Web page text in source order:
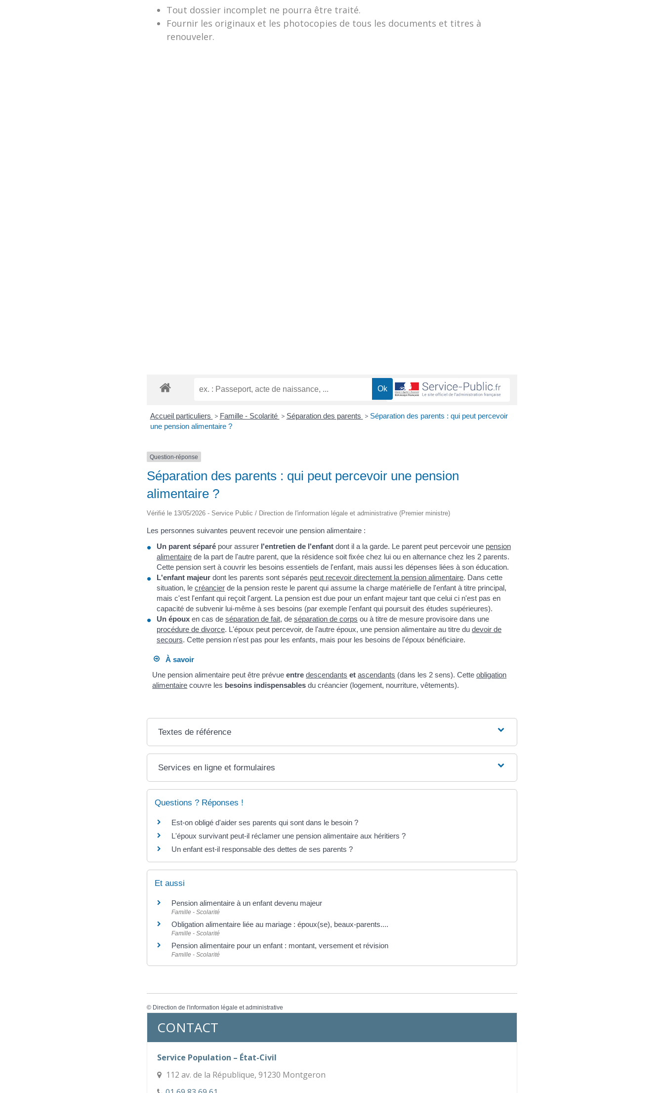
Tout dossier incomplet ne pourra être traité.
Fournir les originaux et les photocopies de tous les documents et titres à
renouveler.
Accueil particuliers > Famille - Scolarité > Séparation des parents > Séparation des parents : qui peut percevoir
une pension alimentaire ?
Question-réponse
Séparation des parents : qui peut percevoir une pension
alimentaire ?
Vérifié le 13/05/2026 - Service Public / Direction de l'information légale et administrative (Premier ministre)
Les personnes suivantes peuvent recevoir une pension alimentaire :
Un parent séparé pour assurer l'entretien de l'enfant dont il a la garde. Le parent peut percevoir une pension
alimentaire de la part de l'autre parent, que la résidence soit fixée chez lui ou en alternance chez les 2 parents.
Cette pension sert à couvrir les besoins essentiels de l'enfant, mais aussi les dépenses liées à son éducation.
L'enfant majeur dont les parents sont séparés peut recevoir directement la pension alimentaire. Dans cette
situation, le créancier de la pension reste le parent qui assume la charge matérielle de l'enfant à titre principal,
mais c'est l'enfant qui reçoit l'argent. La pension est due pour un enfant majeur tant que celui ci n'est pas en
capacité de subvenir lui-même à ses besoins (par exemple l'enfant qui poursuit des études supérieures).
Un époux en cas de séparation de fait, de séparation de corps ou à titre de mesure provisoire dans une
procédure de divorce. L'époux peut percevoir, de l'autre époux, une pension alimentaire au titre du devoir de
secours. Cette pension n'est pas pour les enfants, mais pour les besoins de l'époux bénéficiaire.
À savoir
Une pension alimentaire peut être prévueentredescendants etascendants (dans les 2 sens). Cetteobligation
alimentaire couvre les besoins indispensablesdu créancier (logement, nourriture, vêtements).
Textes de référence
Services en ligne et formulaires
Questions ? Réponses !
Est-on obligé d'aider ses parents qui sont dans le besoin ?
L'époux survivant peut-il réclamer une pension alimentaire aux héritiers ?
Un enfant est-il responsable des dettes de ses parents ?
Et aussi
Pension alimentaire à un enfant devenu majeur
Famille - Scolarité
Obligation alimentaire liée au mariage : époux(se), beaux-parents....
Famille - Scolarité
Pension alimentaire pour un enfant : montant, versement et révision
Famille - Scolarité
© Direction de l'information légale et administrative
CONTACT
Service Population – État-Civil
112 av. de la République, 91230 Montgeron